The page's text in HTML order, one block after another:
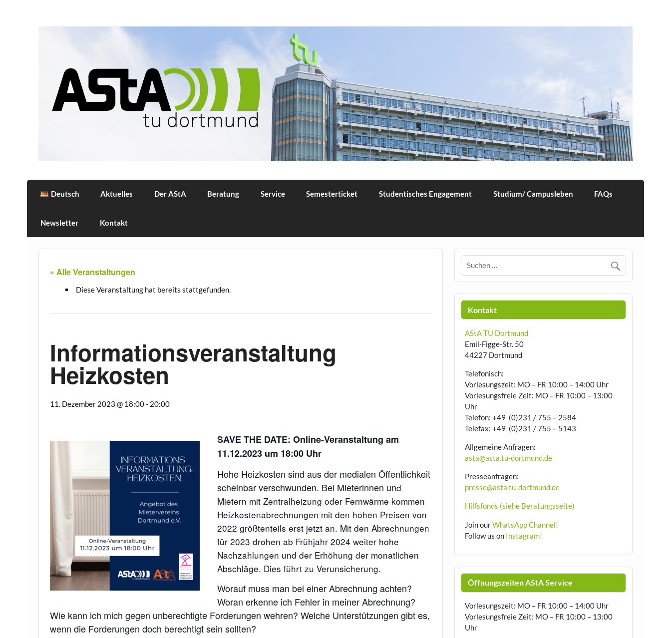
Allgemeiner Studierendenausschuss der TU Dortmund
Deutsch Aktuelles Der AStA Beratung Service Semesterticket Studentisches Engagement Studium/ Campusleben FAQs
Newsletter Kontakt
« Alle Veranstaltungen
Diese Veranstaltung hat bereits stattgefunden.
Informationsveranstaltung
Heizkosten
11. Dezember 2023 @ 18:00- 20:00
SAVE THE DATE: Online-Veranstaltung am
11.12.2023 um 18:00 Uhr
Hohe Heizkosten sind aus der medialen Öffentlichkeit
scheinbar verschwunden. Bei Mieterinnen und
Mietern mit Zentralheizung oder Fernwärme kommen
Heizkostenabrechnungen mit den hohen Preisen von
2022 größtenteils erst jetzt an. Mit den Abrechnungen
für 2023 drohen ab Frühjahr 2024 weiter hohe
Nachzahlungen und der Erhöhung der monatlichen
Abschläge. Dies führt zu Verunsicherung.
Worauf muss man bei einer Abrechnung achten?
Woran erkenne ich Fehler in meiner Abrechnung?
Wie kann ich mich gegen unberechtigte Forderungen wehren? Welche Unterstützungen gibt es,
wenn die Forderungen doch berechtigt sein sollten?
Kontakt
AStA TU Dortmund
Emil-Figge-Str. 50
44227 Dortmund
Telefonisch:
Vorlesungszeit: MO – FR 10:00 – 14:00 Uhr
Vorlesungsfreie Zeit: MO – FR 10:00 – 13:00
Uhr
Telefon: +49 (0)231 / 755 – 2584
Telefax: +49 (0)231 / 755 – 5143
Allgemeine Anfragen:
asta@asta.tu-dortmund.de
Presseanfragen:
presse@asta.tu-dortmund.de
Hilfsfonds (siehe Beratungsseite)
Join ourWhatsApp Channel!
Follow us on Instagram!
Öffnungszeiten AStA Service
Vorlesungszeit: MO – FR 10:00 – 14:00 Uhr
Vorlesungsfreie Zeit: MO – FR 10:00 – 13:00
Uhr